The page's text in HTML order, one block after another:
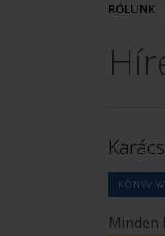
RÓLUNK
KÖNYV
Minden